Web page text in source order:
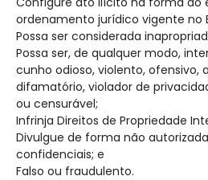
ordenamento jurídico vigente no
Possa ser considerada
Possa ser, de qualquer modo,
cunho odioso, violento, ofensivo,
difamatório, violador de
ou censurável;
Infrinja Direitos de Propriedade
Divulgue de forma não
confidenciais; e
Falso ou fraudulento.